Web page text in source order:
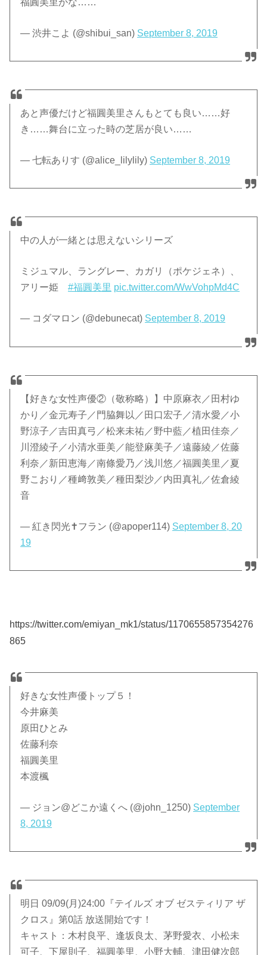
— 渋井こよ (@shibui_san) September 8, 2019
あと声優だけど福圓美里さんもとても良い……好
き……舞台に立った時の芝居が良い……
— 七転ありす (@alice_lilylily) September 8, 2019
中の人が一緒とは思えないシリーズ
ミジュマル、ラングレー、カガリ（ポケジェネ）、
アリー姫#福圓美里 pic.twitter.com/WwVohpMd4C
— コダマロン (@debunecat) September 8, 2019
【好きな女性声優②（敬称略）】中原麻衣／田村ゆ
かり／金元寿子／門脇舞以／田口宏子／清水愛／小
野涼子／吉田真弓／松来未祐／野中藍／植田佳奈／
川澄綾子／小清水亜美／能登麻美子／遠藤綾／佐藤
利奈／新田恵海／南條愛乃／浅川悠／福圓美里／夏
野こおり／種﨑敦美／種田梨沙／内田真礼／佐倉綾
音
— 紅き閃光✝フラン (@apoper114) September 8, 20
19
https://twitter.com/emiyan_mk1/status/1170655857354276
865
好きな女性声優トップ５！
今井麻美
原田ひとみ
佐藤利奈
福圓美里
本渡楓
— ジョン@どこか遠くへ (@john_1250) September
8, 2019
明日 09/09(月)24:00『テイルズ オブ ゼスティリア ザ
クロス』第0話 放送開始です！
キャスト：木村良平、逢坂良太、茅野愛衣、小松未
可子、下屋則子、福圓美里、小野大輔、津田健次郎